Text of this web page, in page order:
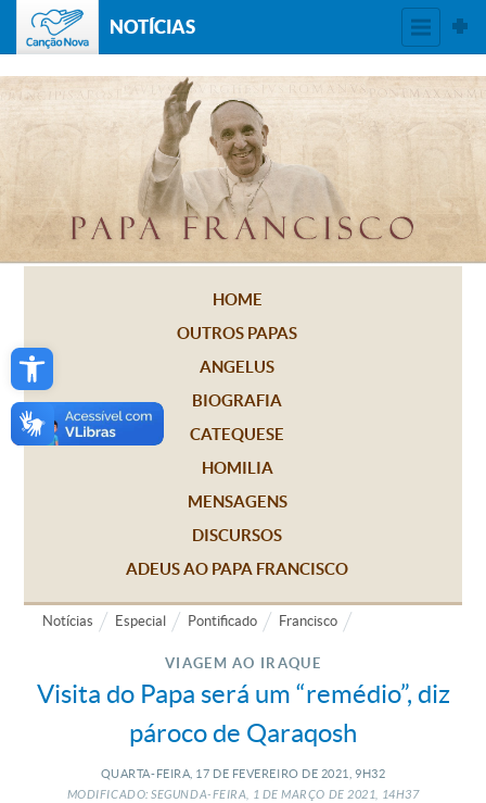
Open toolbar
NOTÍCIAS
HOME
OUTROS PAPAS
ANGELUS
BIOGRAFIA
CATEQUESE
HOMILIA
MENSAGENS
DISCURSOS
ADEUS AO PAPA FRANCISCO
Notícias Especial Pontificado Francisco
VIAGEM AO IRAQUE
Visita do Papa será um “remédio”, diz
pároco de Qaraqosh
QUARTA-FEIRA, 17 DE FEVEREIRO DE 2021, 9H32
MODIFICADO: SEGUNDA-FEIRA, 1 DEMARÇO DE2021, 14H37